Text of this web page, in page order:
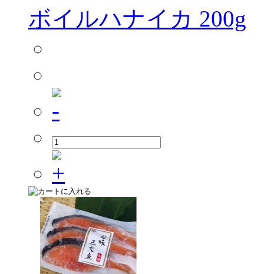
ボイルハナイカ 200g